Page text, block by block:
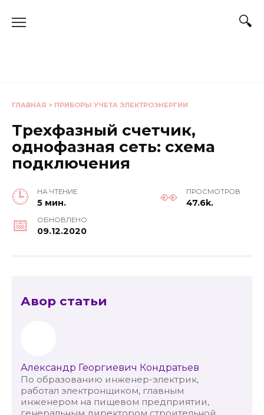
ГЛАВНАЯ > ПРИБОРЫ УЧЕТА ЭЛЕКТРОЭНЕРГИИ
Трехфазный счетчик,
однофазная сеть: схема
подключения
НА ЧТЕНИЕ
5 мин.
ПРОСМОТРОВ
47.6k.
ОБНОВЛЕНО
09.12.2020
Авор статьи
Александр Георгиевич Кондратьев
По образованию инженер-электрик,
работал электронщиком, главным
инженером на пищевом предприятии,